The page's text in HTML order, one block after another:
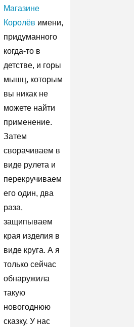
Магазине
Королёв имени,
придуманного
когда-то в
детстве, и горы
мышц, которым
вы никак не
можете найти
применение.
Затем
сворачиваем в
виде рулета и
перекручиваем
его один, два
раза,
защипываем
края изделия в
виде круга. А я
только сейчас
обнаружила
такую
новогоднюю
сказку. У нас